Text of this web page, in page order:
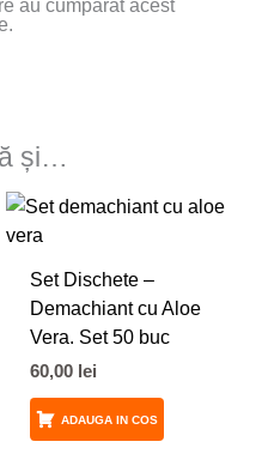
și…
Set Dischete –
Demachiant cu Aloe
Vera. Set 50 buc
60,00 lei
ADAUGA IN COS